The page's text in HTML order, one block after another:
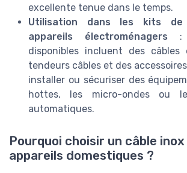
excellente tenue dans le temps.
Utilisation dans les kits
appareils électroménagers :
disponibles incluent des câbles
tendeurs câbles et des
installer ou sécuriser des
hottes, les micro-ondes ou
automatiques.
Pourquoi choisir un câble
appareils domestiques ?